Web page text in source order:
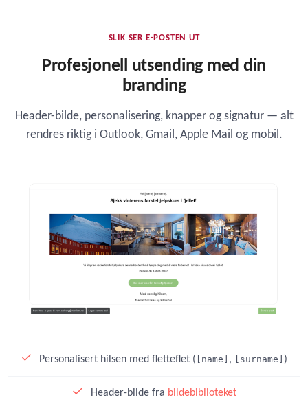
SLIK SER E-POSTEN UT
Profesjonell utsending med din
branding
Header-bilde, personalisering, knapper og signatur — alt
rendres riktig i Outlook, Gmail, Apple Mail og mobil.
Personalisert hilsen med fletteflet ( [name] , [surname] )
Header-bilde fra bildebiblioteket